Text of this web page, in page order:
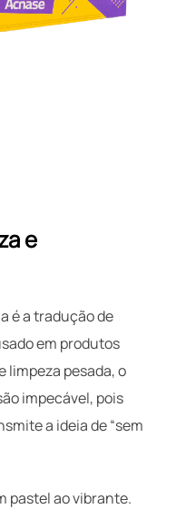
e
é a tradução de
em produtos
limpeza pesada, o
impecável, pois
a ideia de “sem
pastel ao vibrante.